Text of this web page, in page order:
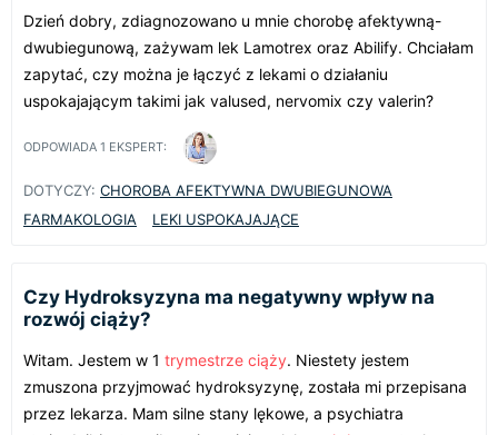
Dzień dobry, zdiagnozowano u mnie chorobę afektywną-
dwubiegunową, zażywam lek Lamotrex oraz Abilify. Chciałam
zapytać, czy można je łączyć z lekami o działaniu
uspokajającym takimi jak valused, nervomix czy valerin?
ODPOWIADA 1 EKSPERT:
DOTYCZY: CHOROBA AFEKTYWNA DWUBIEGUNOWA
FARMAKOLOGIA
LEKI USPOKAJAJĄCE
Czy Hydroksyzyna ma negatywny wpływ na
rozwój ciąży?
Witam. Jestem w 1 trymestrze ciąży. Niestety jestem
zmuszona przyjmować hydroksyzynę, została mi przepisana
przez lekarza. Mam silne stany lękowe, a psychiatra